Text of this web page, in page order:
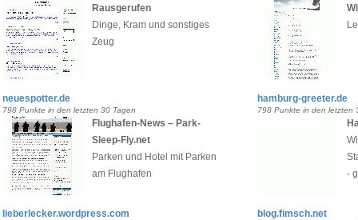
Rausgerufen
Dinge, Kram und sonstiges
Zeug
neuespotter.de
798 Punkte in den letzten 30 Tagen
Flughafen-News – Park-
Sleep-Fly.net
Parken und Hotel mit Parken
am Flughafen
hamburg-greeter.de
798 Punkte in den letzten
-
lieberlecker.wordpress.com blog.fimsch.net